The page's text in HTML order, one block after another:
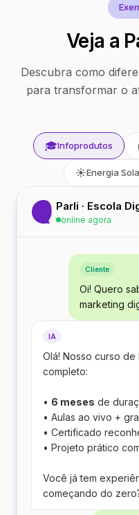
Veja a
Descubra como
para transformar o
🎓Infoprodutos
☀️Energia
Parli · Escola
online agora
Cliente
Oi! Quero
marketing
IA
Olá! Nosso curso
completo:
• 6 meses de
• Aulas ao vivo +
• Certificado
• Projeto prático
Você já tem
começando do